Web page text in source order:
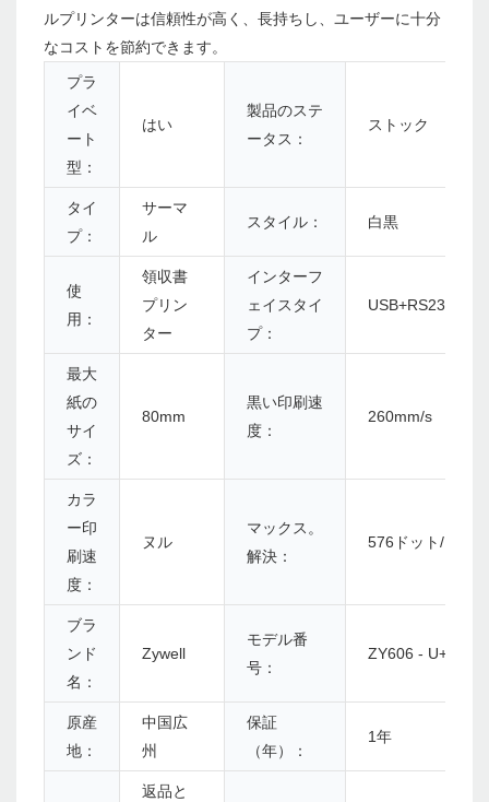
ルプリンターは信頼性が高く、長持ちし、ユーザーに十分
なコストを節約できます。
プラ
イベ
ート
型：
はい
製品のステ
ータス：
ストック
タイ
プ：
サーマ
ル
スタイル： 白黒
使
用：
領収書
プリン
ター
インターフ
ェイスタイ
プ：
最大
紙の
サイ
ズ：
80mm
黒い印刷速
度：
260mm/s
カラ
ー印
刷速
度：
ヌル
マックス。
解決：
576ドット/ライ
ブラ
ンド
名：
Zywell
モデル番
号：
ZY606 - U+S+L
原産
地：
中国広
州
保証
（年）：
1年
返品と